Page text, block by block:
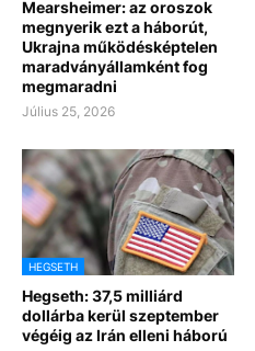
Mearsheimer: az oroszok
megnyerik ezt a háborút,
Ukrajna működésképtelen
maradványállamként fog
megmaradni
Július 25, 2026
HEGSETH
Hegseth: 37,5 milliárd
dollárba kerül szeptember
végéig az Irán elleni háború